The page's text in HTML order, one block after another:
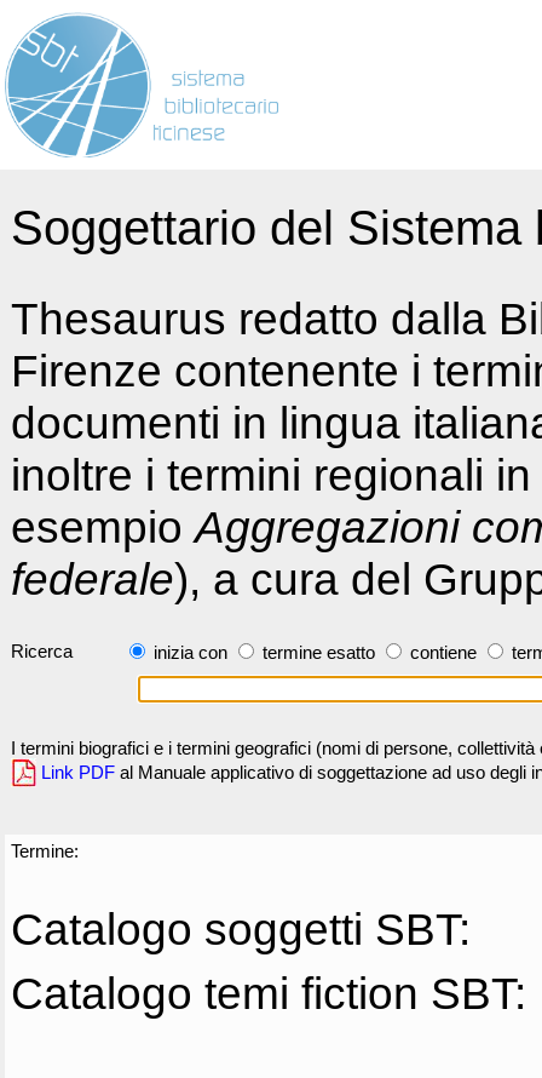
Soggettario del
Thesaurus redatto dalla
Firenze contenente i
documenti in lingua
inoltre i termini regionali
esempioAggregazioni
federale), a cura del
Ricerca inizia con termine esatto contiene
I termini biografici e i termini geografici (nomi di persone,
Link PDF al Manuale applicativo di soggettazione ad uso degli
Termine:
Catalogo soggetti SBT:
Catalogo temi fiction SBT: